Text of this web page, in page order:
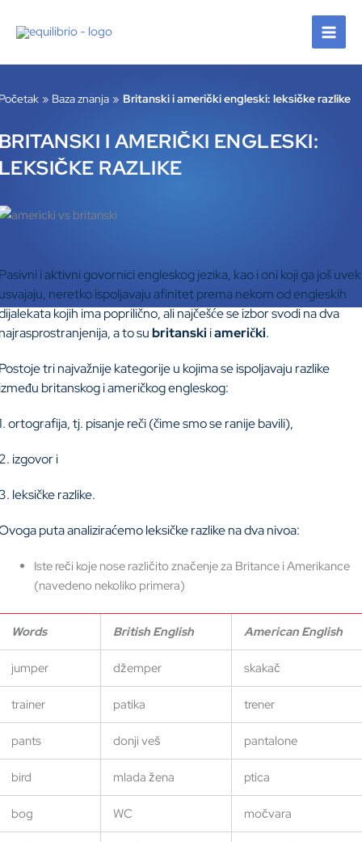
Baza znanja Britanski i američki engleski: leksičke razlike
I AMERIČKI ENGLESKI:
RAZLIKE
i aktivni govornici engleskog jezika, kao i oni koji ga još uvek
neretko ispoljavaju afinitet prema nekom od engleskih
kojih ima poprilično, ali najčešće se izbor svodi na dva
a to subritanskiiamerički.
tri najvažnije kategorije u kojima se ispoljavaju razlike
britanskog i američkog engleskog:
ortografija, tj. pisanje reči (čime smo se ranije bavili),
izgovor i
leksičke razlike.
puta analiziraćemo leksičke razlike na dva nivoa:
Iste reči koje nose različito značenje za Britance i Amerikance
(navedeno nekoliko primera)
Words British English American English
jumper džemper skakač
trainer patika trener
pants donji veš pantalone
bird mlada žena ptica
bog WC močvara